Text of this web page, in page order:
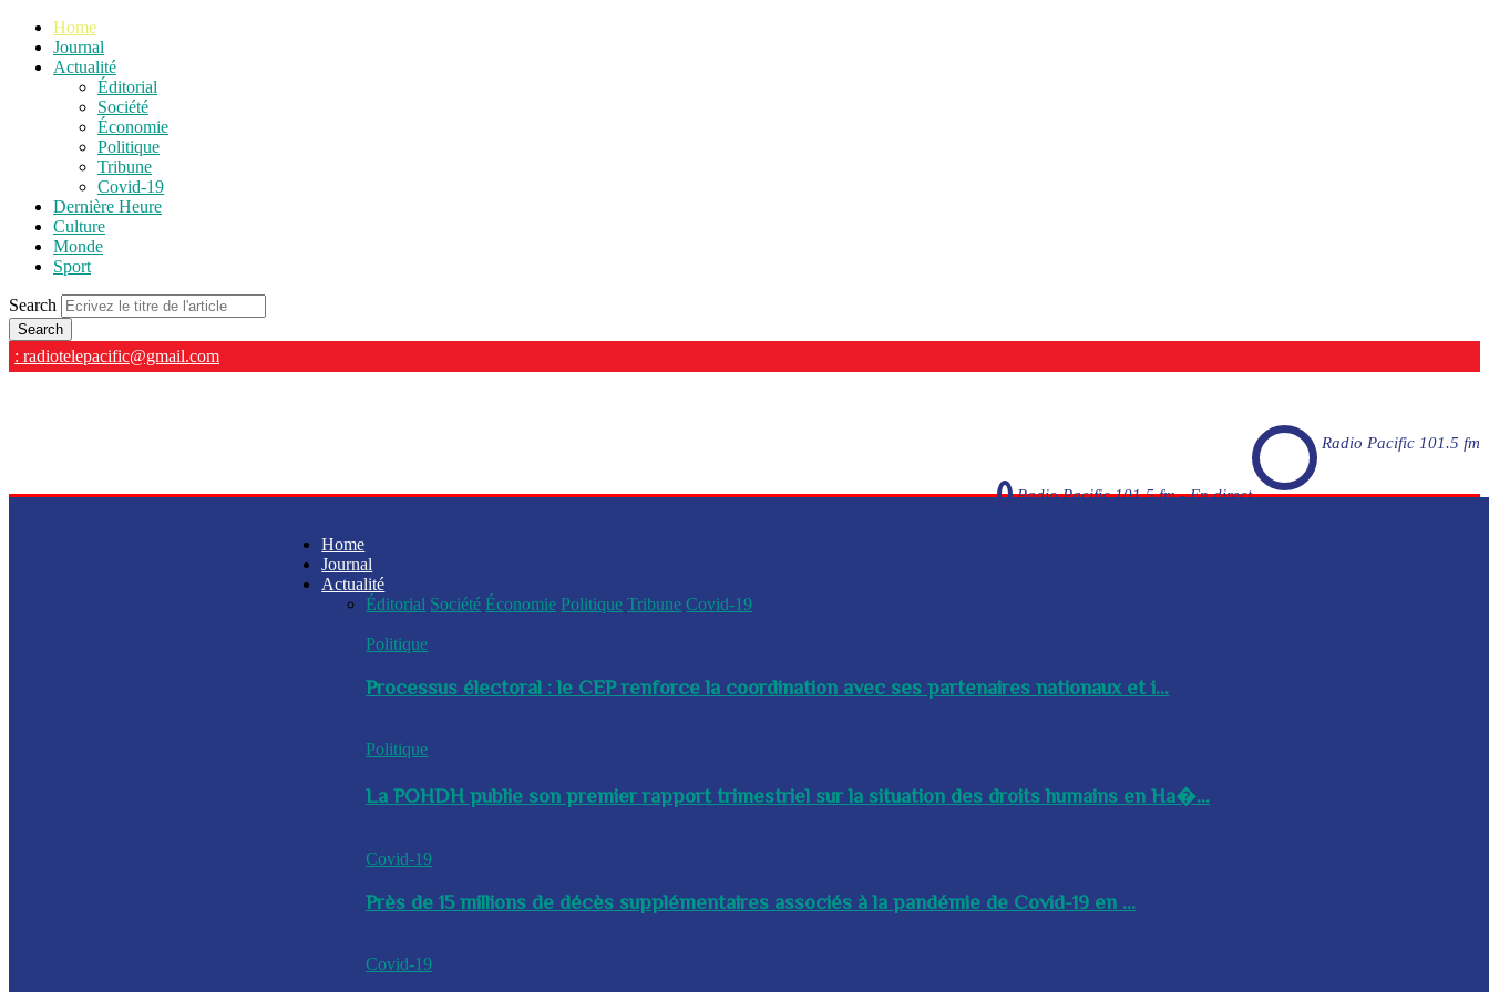
Home
Journal
Actualité
Éditorial
Société
Économie
Politique
Tribune
Covid-19
Dernière Heure
Culture
Monde
Sport
Search
: radiotelepacific@gmail.com
Radio Pacific 101.5 fm
Radio Pacific 101.5 fm - En direct
Home
Journal
Actualité
Éditorial Société Économie Politique Tribune Covid-19
Politique
Processus électoral : le CEP renforce la coordination avec ses partenaires nationaux et i...
Politique
La POHDH publie son premier rapport trimestriel sur la situation des droits humains en Ha�...
Covid-19
Près de 15 millions de décès supplémentaires associés à la pandémie de Covid-19 en ...
Covid-19